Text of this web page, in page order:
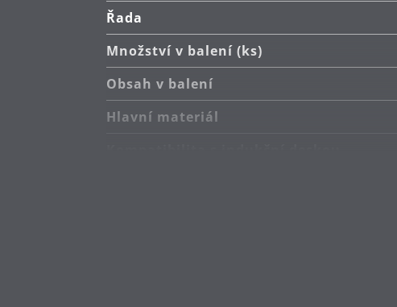
Řada
Množství v balení (ks)
Obsah v balení
Hlavní materiál